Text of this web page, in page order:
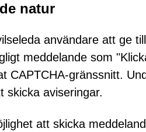
natur
användare att ge
meddelande som
CAPTCHA-gränssnitt.
skicka aviseringar.
att skicka